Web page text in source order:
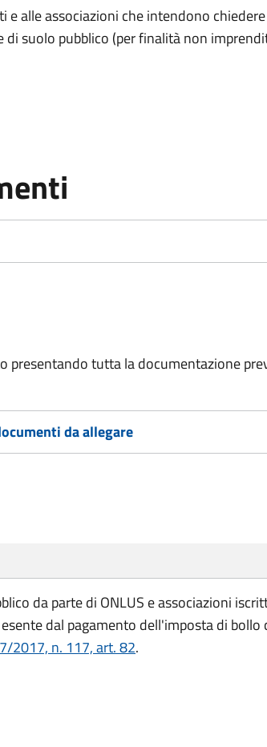
e alle associazioni che intendono
di suolo pubblico (per finalità non
presentando tutta la documentazione
da allegare
da parte di ONLUS e associazioni
dal pagamento dell'imposta di bollo
2017, n. 117, art. 82.